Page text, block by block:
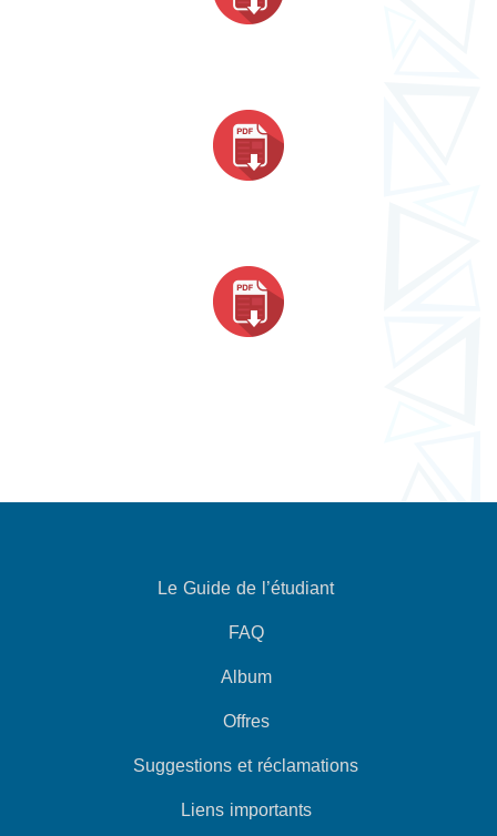
Le Guide de l’étudiant
FAQ
Album
Offres
Suggestions et réclamations
Liens importants